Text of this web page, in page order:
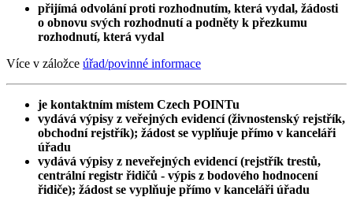
přijímá odvolání proti rozhodnutím, která vydal, žádosti
o obnovu svých rozhodnutí a podněty k přezkumu
rozhodnutí, která vydal
Více v záložce úřad/povinné informace
je kontaktním místem Czech POINTu
vydává výpisy z veřejných evidencí (živnostenský rejstřík,
obchodní rejstřík); žádost se vyplňuje přímo v kanceláři
úřadu
vydává výpisy z neveřejných evidencí (rejstřík trestů,
centrální registr řidičů - výpis z bodového hodnocení
řidiče); žádost se vyplňuje přímo v kanceláři úřadu